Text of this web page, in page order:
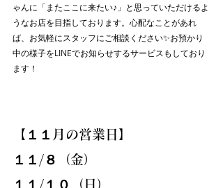
ゃんに「またここに来たい♪」と思っていただけるよ
うなお店を目指しております。心配なことがあれ
ば、お気軽にスタッフにご相談ください✨お預かり
中の様子をLINEでお知らせするサービスもしており
ます！
【１１月の営業日】
１１/８（金）
１１/１０（日）